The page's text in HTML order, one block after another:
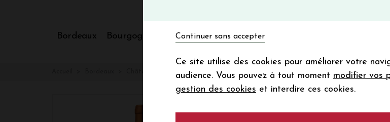
Continuer sans accepter
Ce site utilise des cookies pour améliorer votre
audience. Vous pouvez à tout moment modifier vos
gestion des cookies et interdire ces cookies.
Bordeaux Bourgogne Nos Régions Vins du monde
Château DESMIRAIL
Château
En m’abonnant,
Vinothèque de Bordeaux.